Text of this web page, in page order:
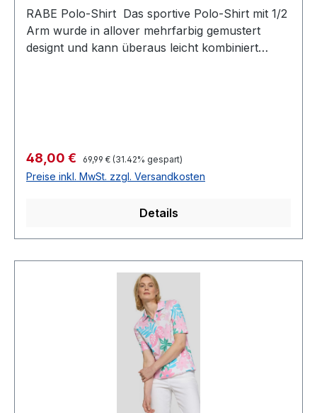
RABE Polo-Shirt Das sportive Polo-Shirt mit 1/2
Arm wurde in allover mehrfarbig gemustert
designt und kann überaus leicht kombiniert
Verkaufspreis:
48,00 € Regulärer Preis:
69,99 € (31.42% gespart)
Preise inkl. MwSt. zzgl. Versandkosten
Details